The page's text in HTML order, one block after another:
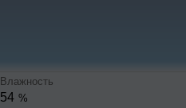
Влажность
54 %